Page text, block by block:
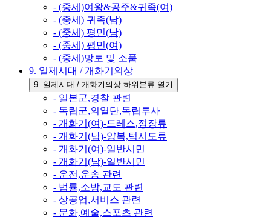
- (중세)여왕&공주&귀족(여)
- (중세) 귀족(남)
- (중세) 평민(남)
- (중세) 평민(여)
- (중세)망토 및 소품
9. 일제시대 / 개화기의상
9. 일제시대 / 개화기의상 하위분류 열기
- 일본군,경찰 관련
- 독립군,의열단,독립투사
- 개화기(여)-드레스,정장류
- 개화기(남)-양복,턱시도류
- 개화기(여)-일반시민
- 개화기(남)-일반시민
- 운전,운송 관련
- 법률,소방,교도 관련
- 상공업,서비스 관련
- 문화,예술,스포츠 관련